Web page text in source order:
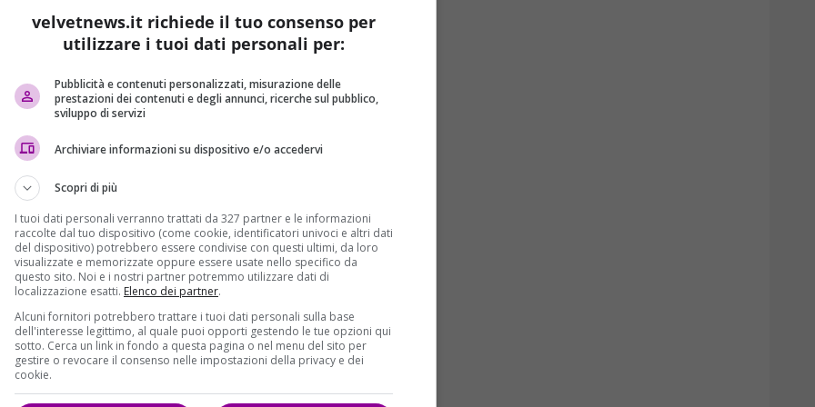
un uomo che recarsi a ritirare il Premio Nobel
di essere precisi, per non trasecolare:
sì. Ma per un uomo comeBob Dylan. Il menestrello del
10 dicembre per ritirare ilpremio Nobel per la
Accademia di Svezia
che avrebbe partecipato all’evento della consegna
di tre settimane dall’appuntamento, Bob, 75 anni, tutti
dei concerti, ha stabilito di non presentarsi
dal 10 dicembre dovrà tenere un’ora di lezione,
hanno ricevuto dall’artista americano una “lettera
rendere disponibilea raggiungere Stoccolma per
all’assegnazione del riconoscimento, il 13 ottobre
una settimana si era deciso ad accettare.
al Nobel non va in Svezia a ritirare il premio. Due
e il cineseLiu Xiaobo(2010), premiati con ilNobel per
velvetnews.it richiede il tuo consenso per
utilizzare i tuoi dati personali per:
Pubblicità e contenuti personalizzati, misurazione delle
prestazioni dei contenuti e degli annunci, ricerche sul pubblico,
sviluppo di servizi
Archiviare informazioni su dispositivo e/o accedervi
Scopri di più
I tuoi dati personali verranno trattati da 327 partner e le informazioni
raccolte dal tuo dispositivo (come cookie, identificatori univoci e altri dati
del dispositivo) potrebbero essere condivise con questi ultimi, da loro
visualizzate e memorizzate oppure essere usate nello specifico da
questo sito. Noi e i nostri partner potremmo utilizzare dati di
localizzazione esatti. Elenco dei partner.
Alcuni fornitori potrebbero trattare i tuoi dati personali sulla base
dell'interesse legittimo, al quale puoi opporti gestendo le tue opzioni qui
sotto. Cerca un link in fondo a questa pagina o nel menu del sito per
gestire o revocare il consenso nelle impostazioni della privacy e dei
cookie.